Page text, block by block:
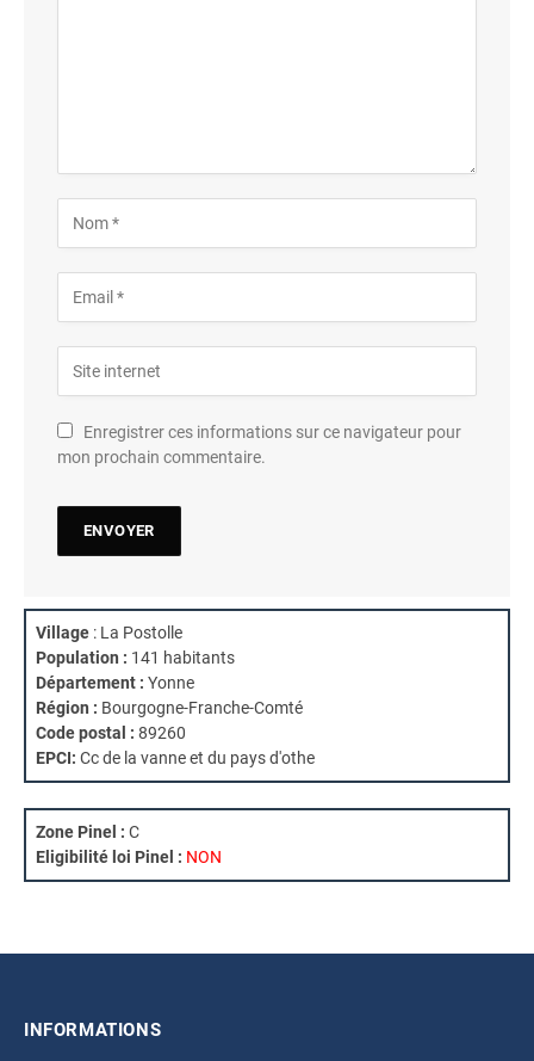
Enregistrer ces informations sur ce navigateur pour
mon prochain commentaire.
Village : La Postolle
Population : 141 habitants
Département : Yonne
Région : Bourgogne-Franche-Comté
Code postal : 89260
EPCI: Cc de la vanne et du pays d'othe
Zone Pinel : C
Eligibilité loi Pinel : NON
INFORMATIONS